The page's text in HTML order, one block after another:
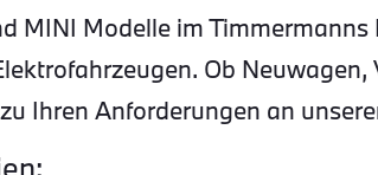
MINI Modelle im
Ob
Ihren Anforderungen an